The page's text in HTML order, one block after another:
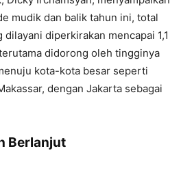
mudik dan balik tahun ini, total
diperkirakan mencapai 1,1
didorong oleh tingginya
kota-kota besar seperti
dengan Jakarta sebagai
Berlanjut